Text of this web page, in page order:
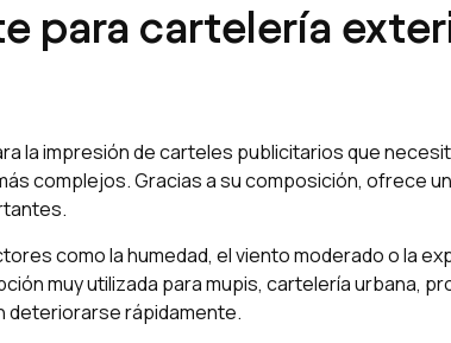
para cartelería
la impresión de carteles publicitarios que
complejos. Gracias a su composición, ofrece
como la humedad, el viento moderado o la
muy utilizada para mupis, cartelería urbana,
deteriorarse rápidamente.